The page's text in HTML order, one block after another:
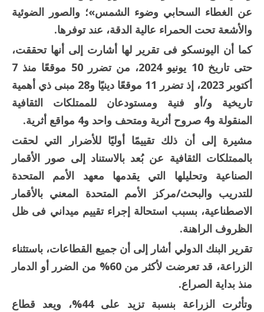
عن الغطاء السحابي وضوء الشمس»؛ والصور الضوئية
والأشعة تحت الحمراء عالية الدقة، عند توفرها.
كما أن اليونسكو فى تقرير لها أشارت إلى أنها تحققت،
حتى تاريخ 10 يونيو 2024، من تضرر 50 موقعًا منذ 7
أكتوبر 2023، إذ تضرر 11 موقعًا دينيًا و28 مبنى ذي أهمية
تاريخية و/أو فنية ومستودعان للممتلكات الثقافية
المنقولة و4 صروح أثرية ومتحف واحد و4 مواقع أثرية.
مشيرة إلى أن ذلك تقييمًا أوليًا للأضرار التي لحقت
بالممتلكات الثقافية عن بُعد بالاستناد إلى صور الأقمار
الصناعية وتحليلها التي يقدمها معهد الأمم المتحدة
للتدريب والبحث/مركز الأمم المتحدة المعني بالأقمار
الاصطناعية، بسبب استحالة إجراء تقييم ميداني فى ظل
الظروف الراهنة.
تقرير البنك الدولي أشار إلى أن جميع القطاعات، باستثناء
الزراعة، قد تعرضت لأكثر من 60% من الضرر أو الدمار
منذ بداية الصراع.
وتأثرت الزراعة بنسبة تزيد على 44%، ويعد قطاع